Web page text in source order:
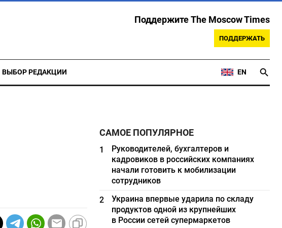
Поддержите The Moscow Times
ПОДДЕРЖАТЬ
ВЫБОР РЕДАКЦИИ EN
САМОЕ ПОПУЛЯРНОЕ
1
Руководителей, бухгалтеров и
кадровиков в российских компаниях
начали готовить к мобилизации
сотрудников
2
Украина впервые ударила по складу
продуктов одной из крупнейших
в России сетей супермаркетов